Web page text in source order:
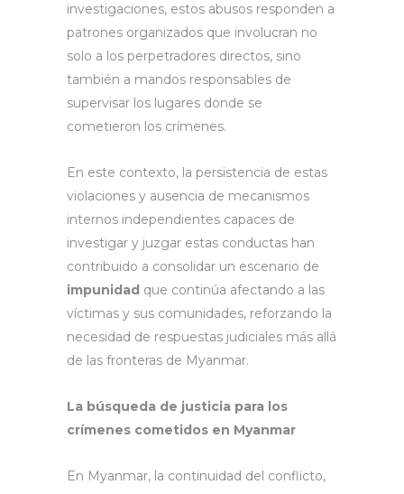
investigaciones, estos abusos responden a
patrones organizados que involucran no
solo a los perpetradores directos, sino
también a mandos responsables de
supervisar los lugares donde se
cometieron los crímenes.
En este contexto, la persistencia de estas
violaciones y ausencia de mecanismos
internos independientes capaces de
investigar y juzgar estas conductas han
contribuido a consolidar un escenario de
impunidad que continúa afectando a las
víctimas y sus comunidades, reforzando la
necesidad de respuestas judiciales más allá
de las fronteras de Myanmar.
La búsqueda de justicia para los
crímenes cometidos en Myanmar
En Myanmar, la continuidad del conflicto,